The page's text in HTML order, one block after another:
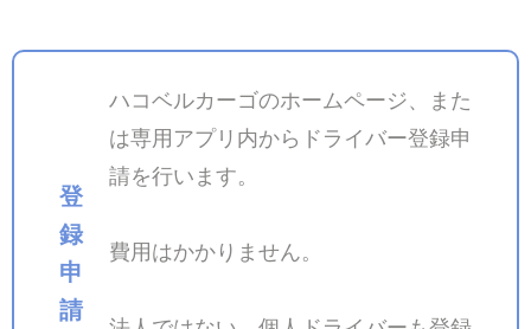
登
録
申
請
ハコベルカーゴのホームページ、また
は専用アプリ内からドライバー登録申
請を行います。
費用はかかりません。